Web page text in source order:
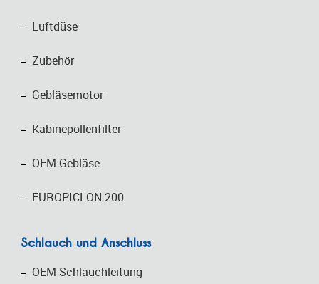
Luftdüse
Zubehör
Gebläsemotor
Kabinepollenfilter
OEM-Gebläse
EUROPICLON 200
Schlauch und Anschluss
OEM-Schlauchleitung